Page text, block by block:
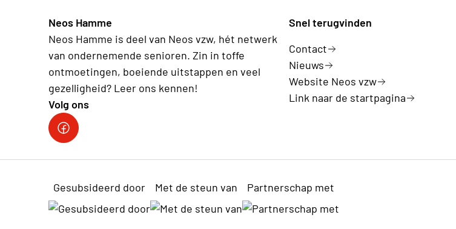
Neos Hamme
Neos Hamme is deel van Neos vzw, hét netwerk
van ondernemende senioren. Zin in toffe
ontmoetingen, boeiende uitstappen en veel
gezelligheid? Leer ons kennen!
Volg ons
Facebook Neos Hamme
Snel terugvinden
Contact
Nieuws
Website Neos vzw
Link naar de startpagina
Gesubsideerd door Met de steun van Partnerschap met